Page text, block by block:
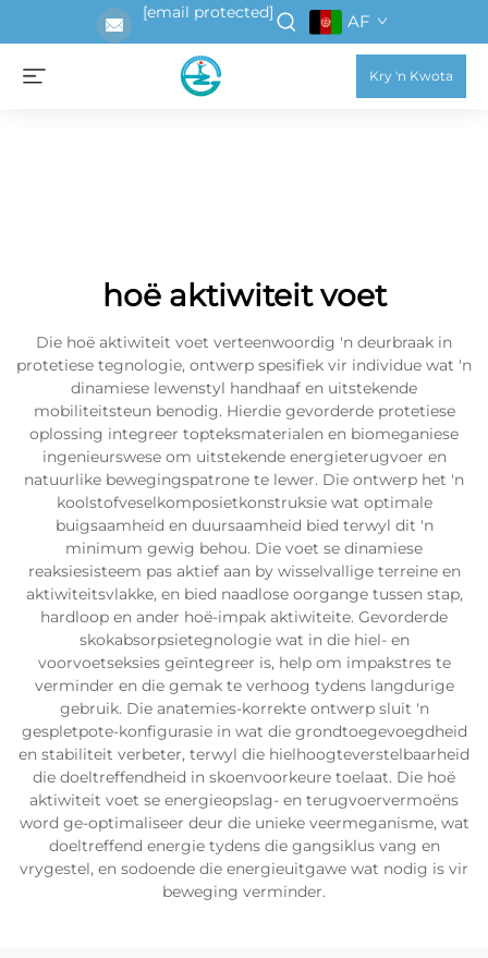
[email protected] AF
Kry 'n Kwota
hoë aktiwiteit voet
Die hoë aktiwiteit voet verteenwoordig 'n deurbraak in
protetiese tegnologie, ontwerp spesifiek vir individue wat 'n
dinamiese lewenstyl handhaaf en uitstekende
mobiliteitsteun benodig. Hierdie gevorderde protetiese
oplossing integreer topteksmaterialen en biomeganiese
ingenieurswese om uitstekende energieterugvoer en
natuurlike bewegingspatrone te lewer. Die ontwerp het 'n
koolstofveselkomposietkonstruksie wat optimale
buigsaamheid en duursaamheid bied terwyl dit 'n
minimum gewig behou. Die voet se dinamiese
reaksiesisteem pas aktief aan by wisselvallige terreine en
aktiwiteitsvlakke, en bied naadlose oorgange tussen stap,
hardloop en ander hoë-impak aktiwiteite. Gevorderde
skokabsorpsietegnologie wat in die hiel- en
voorvoetseksies geïntegreer is, help om impakstres te
verminder en die gemak te verhoog tydens langdurige
gebruik. Die anatemies-korrekte ontwerp sluit 'n
gespletpote-konfigurasie in wat die grondtoegevoegdheid
en stabiliteit verbeter, terwyl die hielhoogteverstelbaarheid
die doeltreffendheid in skoenvoorkeure toelaat. Die hoë
aktiwiteit voet se energieopslag- en terugvoervermoëns
word ge-optimaliseer deur die unieke veermeganisme, wat
doeltreffend energie tydens die gangsiklus vang en
vrygestel, en sodoende die energieuitgawe wat nodig is vir
beweging verminder.